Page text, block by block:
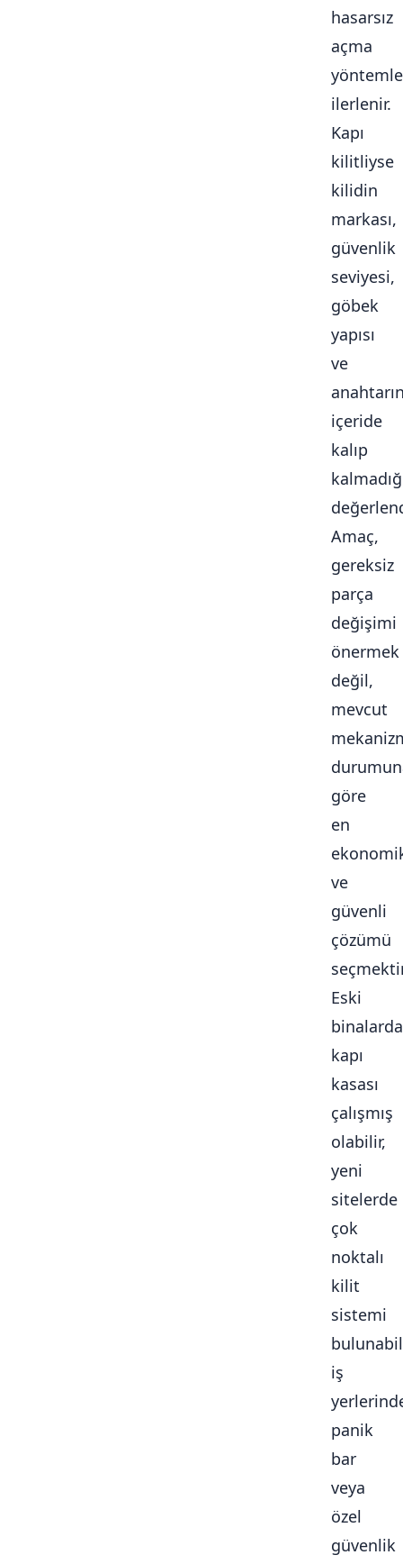
hasarsız
açma
ilerlenir.
Kapı
kilitliyse
kilidin
markası,
güvenlik
seviyesi,
göbek
yapısı
ve
içeride
kalıp
Amaç,
gereksiz
parça
değişimi
önermek
değil,
mevcut
göre
en
ve
güvenli
çözümü
Eski
binalarda
kapı
kasası
çalışmış
olabilir,
yeni
sitelerde
çok
noktalı
kilit
sistemi
iş
panik
bar
veya
özel
güvenlik